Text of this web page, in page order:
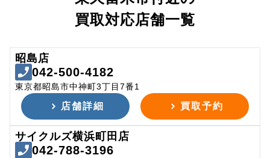
買取対応店舗一覧
昭島店
042-500-4182
東京都昭島市中神町3丁目7番1
店舗詳細 買取予約
サイクルズ横浜町田店
042-788-3196